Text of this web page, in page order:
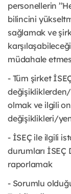
personellerin
bilincini
sağlamak ve
müdahale
- Tüm şirket
olmak ve ilgili
değişiklikleri/
- İSEÇ ile ilgili
durumları İSEÇ
raporlamak
- Sorumlu